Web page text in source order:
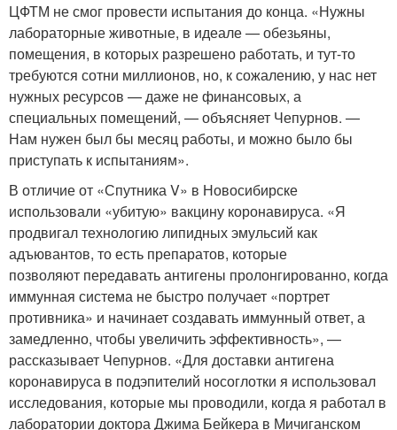
ЦФТМ не смог провести испытания до конца. «Нужны
лабораторные животные, в идеале — обезьяны,
помещения, в которых разрешено работать, и тут-то
требуются сотни миллионов, но, к сожалению, у нас нет
нужных ресурсов — даже не финансовых, а
специальных помещений, — объясняет Чепурнов. —
Нам нужен был бы месяц работы, и можно было бы
приступать к испытаниям».
В отличие от «Спутника V» в Новосибирске
использовали «убитую» вакцину коронавируса. «Я
продвигал технологию липидных эмульсий как
адъювантов, то есть препаратов, которые
позволяют передавать антигены пролонгированно, когда
иммунная система не быстро получает «портрет
противника» и начинает создавать иммунный ответ, а
замедленно, чтобы увеличить эффективность», —
рассказывает Чепурнов. «Для доставки антигена
коронавируса в подэпителий носоглотки я использовал
исследования, которые мы проводили, когда я работал в
лаборатории доктора Джима Бейкера в Мичиганском